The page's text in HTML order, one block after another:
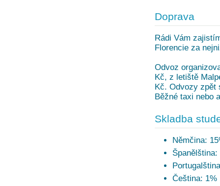
Doprava
Rádi Vám
Florencie za
Odvoz
Kč, z letiště
Kč. Odvozy zpět
Běžné taxi nebo
Skladba
Němčina:
Španělština:
Čeština: 1%